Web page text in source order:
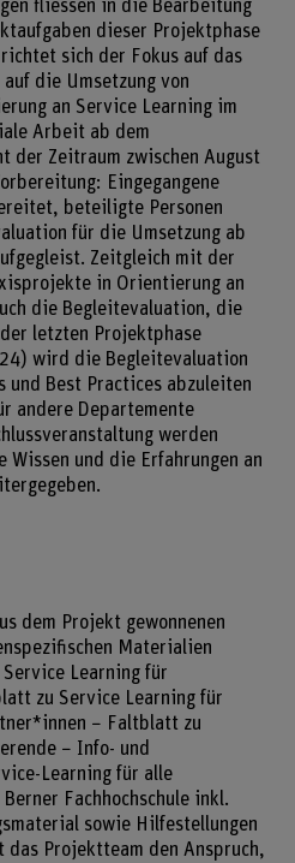
fliessen in die Bearbeitung
dieser Projektphase
sich der Fokus auf das
die Umsetzung von
an Service Learning im
Arbeit ab dem
der Zeitraum zwischen August
Eingegangene
beteiligte Personen
für die Umsetzung ab
Zeitgleich mit der
in Orientierung an
die Begleitevaluation, die
letzten Projektphase
wird die Begleitevaluation
und Best Practices abzuleiten
andere Departemente
werden
Wissen und die Erfahrungen an
dem Projekt gewonnenen
Materialien
Learning für
zu Service Learning für
− Faltblatt zu
− Info- und
Learning für alle
Fachhochschule inkl.
sowie Hilfestellungen
das Projektteam den Anspruch,